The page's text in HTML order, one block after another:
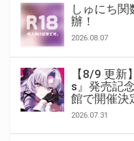
しゅにち関
辦！
2026.08.07
【8/9 更
s』発売記
館で開催決
2026.07.31